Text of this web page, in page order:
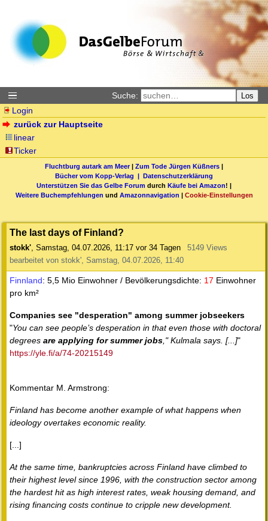
Suche: Los
Login
zurück zur Hauptseite
linear
Ticker
Fluchtburg autark am Meer| Zum Tode Jürgen Küßners |
Bücher vom Kopp-Verlag | Datenschutzerklärung
Unterstützen Sie das Gelbe Forum durch Käufe bei Amazon! |
Weitere Buchempfehlungen und Amazonnavigation | Cookie-Einstellungen
The last days of Finland?
stokk', Samstag, 04.07.2026, 11:17 vor 34 Tagen
5149 Views
bearbeitet von stokk', Samstag, 04.07.2026, 11:40
Finnland: 5,5 Mio Einwohner / Bevölkerungsdichte: 17 Einwohner
pro km²
Companies see "desperation" among summer jobseekers
"You can see people’s desperation in that even those with doctoral
degrees are applying for summer jobs," Kulmala says. [...]"
https://yle.fi/a/74-20215149
Kommentar M. Armstrong:
Finland has become another example of what happens when
ideology overtakes economic reality.
[...]
At the same time, bankruptcies across Finland have climbed to
their highest level since 1996, with the construction sector among
the hardest hit as high interest rates, weak housing demand, and
rising financing costs continue to cripple new development.